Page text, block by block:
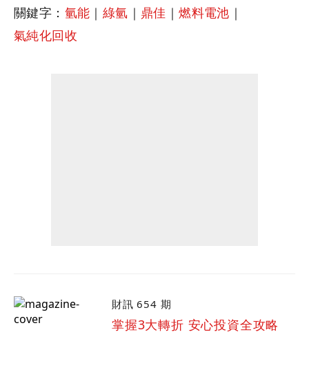
關鍵字： 氫能 ｜ 綠氫 ｜ 鼎佳 ｜燃料電池 ｜
氣純化回收
財訊 654 期
掌握3大轉折 安心投資全攻略